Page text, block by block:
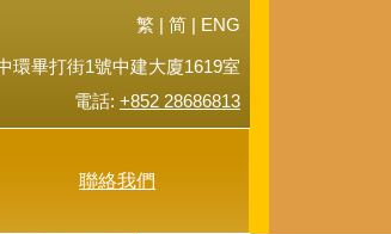
繁 | 简 | ENG
環畢打街1號中建大廈1619室
電話: +852 28686813
聯絡我們